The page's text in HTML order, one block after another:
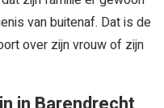
van buitenaf. Dat is de
over zijn vrouw of zijn